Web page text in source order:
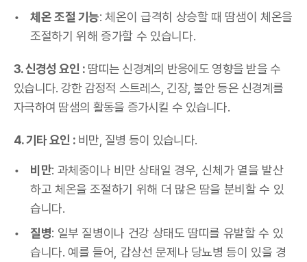
체온 조절 기능: 체온이 급격히 상승할 때 땀샘이 체온을
조절하기 위해 증가할 수 있습니다.
3. 신경성 요인 : 땀띠는 신경계의 반응에도 영향을 받을 수
있습니다. 강한 감정적 스트레스, 긴장, 불안 등은 신경계를
자극하여 땀샘의 활동을 증가시킬 수 있습니다.
4. 기타 요인 :비만, 질병 등이 있습니다.
비만: 과체중이나 비만 상태일 경우, 신체가 열을 발산
하고 체온을 조절하기 위해 더 많은 땀을 분비할 수 있
습니다.
질병: 일부 질병이나 건강 상태도 땀띠를 유발할 수 있
습니다. 예를 들어, 갑상선 문제나 당뇨병 등이 있을 경